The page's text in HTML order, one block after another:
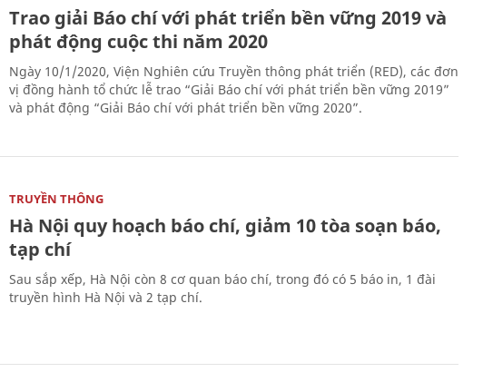
Trao giải Báo chí với phát triển bền vững 2019 và
phát động cuộc thi năm 2020
Ngày 10/1/2020, Viện Nghiên cứu Truyền thông phát triển (RED), các đơn
vị đồng hành tổ chức lễ trao “Giải Báo chí với phát triển bền vững 2019”
và phát động “Giải Báo chí với phát triển bền vững 2020”.
TRUYỀN THÔNG
Hà Nội quy hoạch báo chí, giảm 10 tòa soạn báo,
tạp chí
Sau sắp xếp, Hà Nội còn 8 cơ quan báo chí, trong đó có 5 báo in, 1 đài
truyền hình Hà Nội và 2 tạp chí.